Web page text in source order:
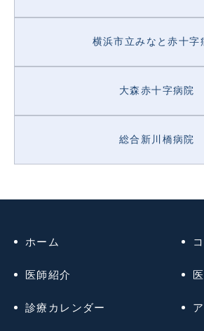
横浜市立みなと赤十字
大森赤十字病院
総合新川橋病院
ホーム
医師紹介
診療カレンダー